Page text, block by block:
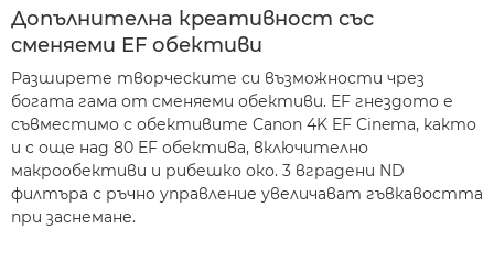
Допълнителна креативност със
сменяеми EF обективи
Разширете творческите си възможности чрез
богата гама от сменяеми обективи. EF гнездото е
съвместимо с обективите Canon 4K EF Cinema, както
и с още над 80 EF обектива, включително
макрообективи и рибешко око. 3 вградени ND
филтъра с ръчно управление увеличават гъвкавостта
при заснемане.